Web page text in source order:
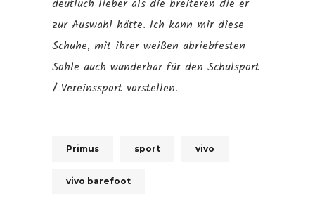
deutluch lieber als die breiteren die er
zur Auswahl hätte. Ich kann mir diese
Schuhe, mit ihrer weißen abriebfesten
Sohle auch wunderbar für den Schulsport
/ Vereinssport vorstellen.
Primus sport vivo
vivo barefoot